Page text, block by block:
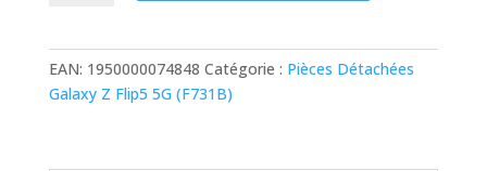
EAN: 1950000074848 Catégorie : Pièces Détachées
Galaxy Z Flip5 5G (F731B)